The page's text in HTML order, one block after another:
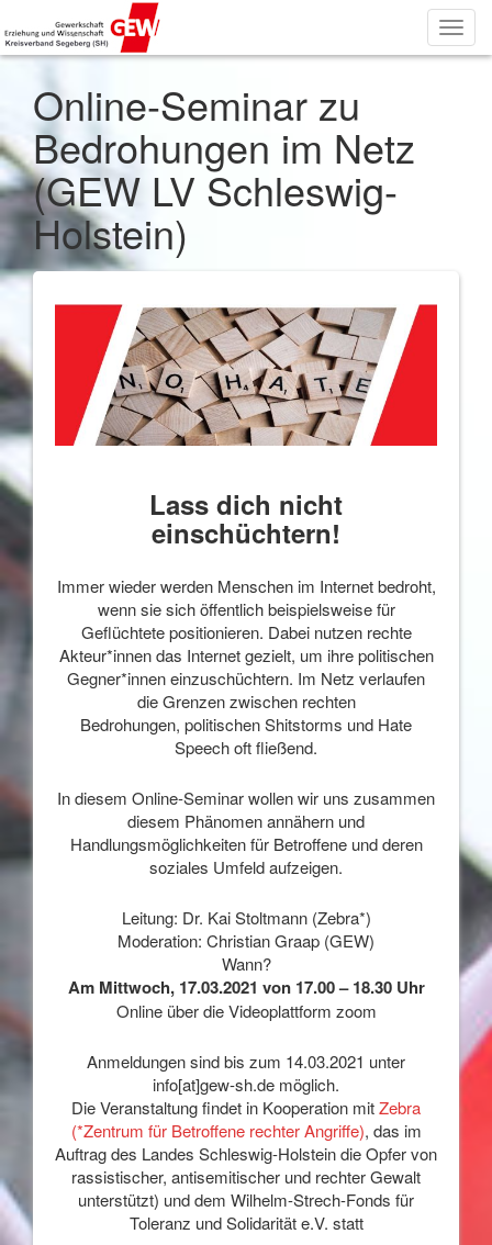
Online-Seminar zu
Bedrohungen im Netz
(GEW LV Schleswig-
Holstein)
Lass dich nicht
einschüchtern!
Immer wieder werden Menschen im Internet bedroht,
wenn sie sich öffentlich beispielsweise für
Geflüchtete positionieren. Dabei nutzen rechte
Akteur*innen das Internet gezielt, um ihre politischen
Gegner*innen einzuschüchtern. Im Netz verlaufen
die Grenzen zwischen rechten
Bedrohungen, politischen Shitstorms und Hate
Speech oft fließend.
In diesem Online-Seminar wollen wir uns zusammen
diesem Phänomen annähern und
Handlungsmöglichkeiten für Betroffene und deren
soziales Umfeld aufzeigen.
Leitung: Dr. Kai Stoltmann (Zebra*)
Moderation: Christian Graap (GEW)
Wann?
Am Mittwoch, 17.03.2021 von 17.00 – 18.30 Uhr
Online über die Videoplattform zoom
Anmeldungen sind bis zum 14.03.2021 unter
info[at]gew-sh.de möglich.
Die Veranstaltung findet in Kooperation mitZebra
(*Zentrum für Betroffene rechter Angriffe), das im
Auftrag des Landes Schleswig-Holstein die Opfer von
rassistischer, antisemitischer und rechter Gewalt
unterstützt) und dem Wilhelm-Strech-Fonds für
Toleranz und Solidarität e.V. statt